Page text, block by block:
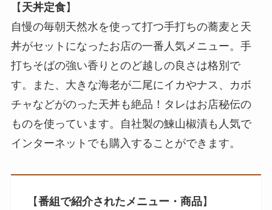
【 天丼定食】
自慢の毎朝天然水を使って打つ手打ちの蕎麦と天
丼がセットになったお店の一番人気メニュー。手
打ちそばの強い香りとのど越しの良さは格別で
す。また、大きな海老が二尾にイカやナス、カボ
チャなどがのった天丼も絶品！タレはお店秘伝の
ものを使っています。自社製の鰊山椒漬も人気で
インターネットでも購入することができます。
【番組で紹介されたメニュー・商品】